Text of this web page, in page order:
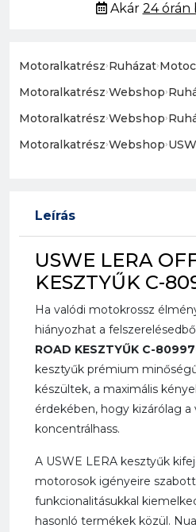
Akár 24 órán
Motoralkatrész›Ruházat›
Motoralkatrész›Webshop›
Motoralkatrész›Webshop›
Motoralkatrész›Webshop›
Leírás
USWE LERA
KESZTYŰK C-
Ha valódi motokrossz
hiányozhat a
ROAD KESZTYŰK C-
kesztyűk prémium
készültek, a maximális
érdekében, hogy kizárólag a
koncentrálhass.
A USWE LERA kesztyűk
motorosok igényeire
funkcionalitásukkal
hasonló termékek közül.